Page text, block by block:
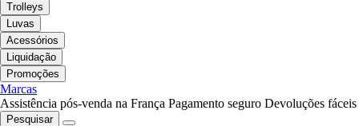
Trolleys
Luvas
Acessórios
Liquidação
Promoções
Marcas
Assistência pós-venda na França Pagamento seguro Devoluções fáceis
Pesquisar